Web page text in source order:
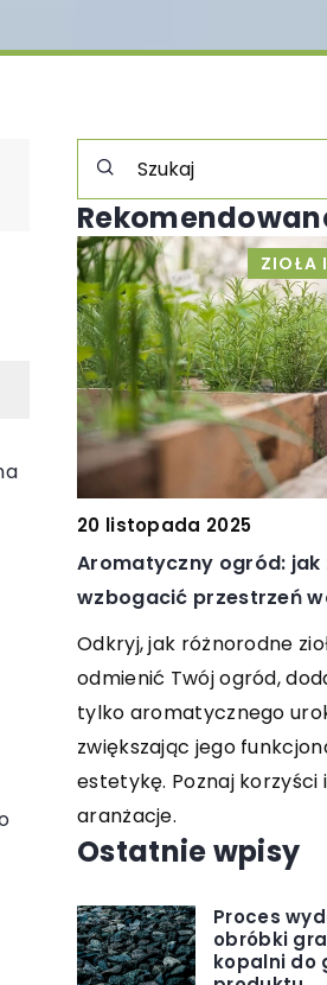
ZIOŁA
20 listopada 2025
Aromatyczny ogród: jak
wzbogacić przestrzeń
Odkryj, jak różnorodne
odmienić Twój ogród,
tylko aromatycznego
zwiększając jego
estetykę. Poznaj korzyści
aranżacje.
Ostatnie wpisy
Proces
obróbki
kopalni do